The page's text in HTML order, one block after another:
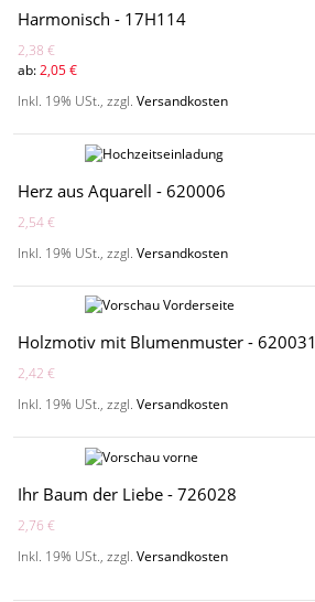
Harmonisch - 17H114
2,38 €
ab:2,05 €
Inkl. 19% USt.,zzgl.Versandkosten
Herz aus Aquarell - 620006
2,54 €
Inkl. 19% USt.,zzgl.Versandkosten
Holzmotiv mit Blumenmuster - 620031
2,42 €
Inkl. 19% USt.,zzgl.Versandkosten
Ihr Baum der Liebe - 726028
2,76 €
Inkl. 19% USt.,zzgl.Versandkosten